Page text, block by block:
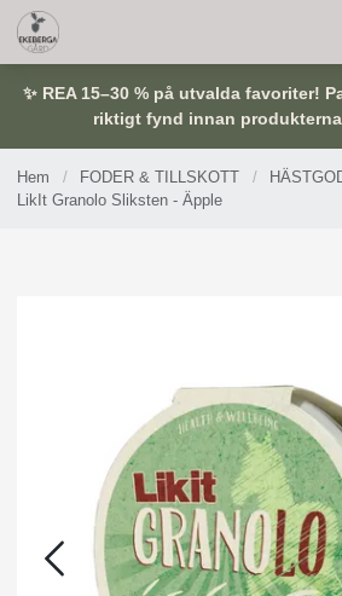
✨ REA 15–30 % på utvalda favoriter!
riktigt fynd innan
Hem / FODER & TILLSKOTT /
LikIt Granolo Sliksten - Äpple